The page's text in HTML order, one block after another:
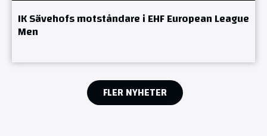
IK Sävehofs motståndare i EHF European League
Men
FLER NYHETER